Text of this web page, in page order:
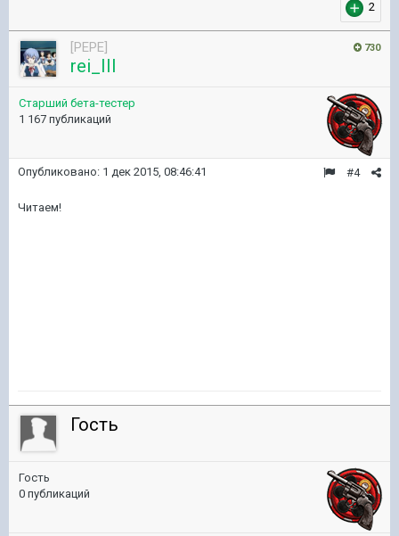
2
730
[PEPE]
rei_III
Старший бета-тестер
1 167 публикаций
#4
Опубликовано: 1 дек 2015, 08:46:41
Читаем!
Гость
Гость
0 публикаций